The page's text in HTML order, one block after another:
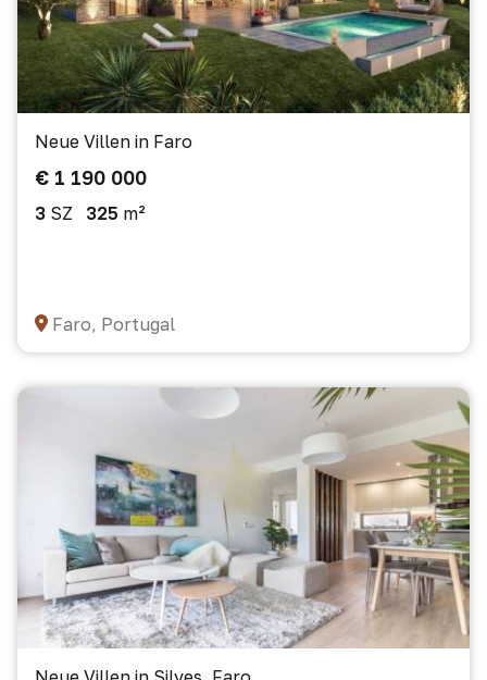
Neue Villen in Faro
€ 1 190 000
3 SZ 325 m²
Faro, Portugal